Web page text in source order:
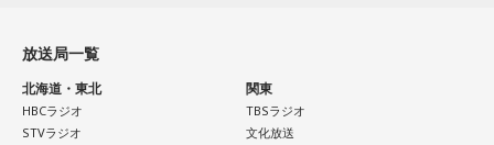
放送局一覧
北海道・東北
HBCラジオ
STVラジオ
関東
TBSラジオ
文化放送